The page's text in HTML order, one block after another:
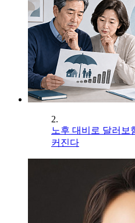
2.
노후 대비로 달러보
커진다